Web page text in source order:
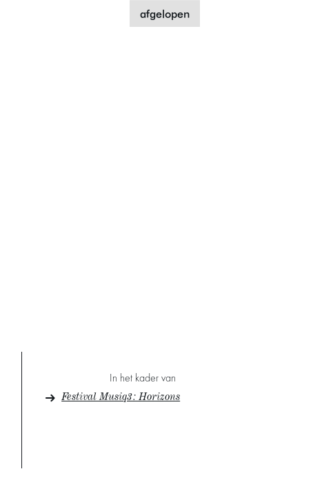
afgelopen
In het kader van
Festival Musiq3 : Horizons